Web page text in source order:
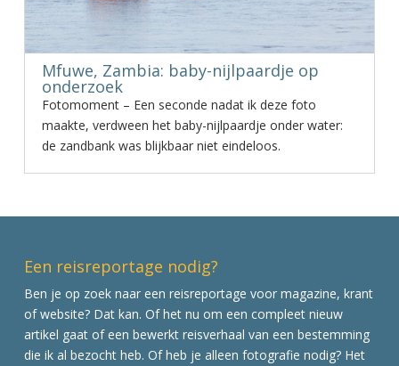
Mfuwe, Zambia: baby-nijlpaardje op
onderzoek
Fotomoment – Een seconde nadat ik deze foto
maakte, verdween het baby-nijlpaardje onder water:
de zandbank was blijkbaar niet eindeloos.
Een reisreportage nodig?
Ben je op zoek naar een reisreportage voor magazine, krant
of website? Dat kan. Of het nu om een compleet nieuw
artikel gaat of een bewerkt reisverhaal van een bestemming
die ik al bezocht heb. Of heb je alleen fotografie nodig? Het